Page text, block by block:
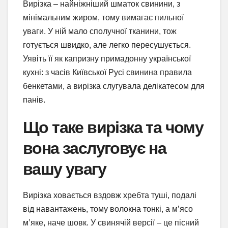
Вирізка – найніжніший шматок свинини, з
мінімальним жиром, тому вимагає пильної
уваги. У ній мало сполучної тканини, тож
готується швидко, але легко пересушується.
Уявіть її як капризну примадонну української
кухні: з часів Київської Русі свинина правила
бенкетами, а вирізка слугувала делікатесом для
панів.
Що таке вирізка та чому
вона заслуговує на
вашу увагу
Вирізка ховається вздовж хребта туші, подалі
від навантажень, тому волокна тонкі, а м’ясо
м’яке, наче шовк. У свинячій версії – це пісний